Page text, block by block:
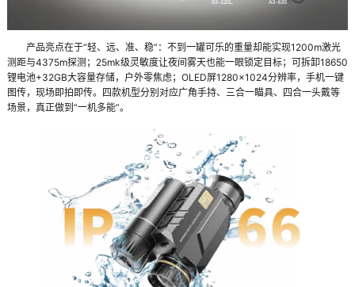
产品亮点在于“轻、远、准、稳”：不到一罐可乐的重量却能实现1200m激光
测距与4375m探测；25mk级灵敏度让夜间雾天也能一眼锁定目标；可拆卸18650
锂电池+32GB大容量存储，户外零焦虑；OLED屏1280×1024分辨率，手机一键
图传，现场即拍即传。四款机型分别对应广角手持、三合一瞄具、四合一头戴等
场景，真正做到“一机多能”。